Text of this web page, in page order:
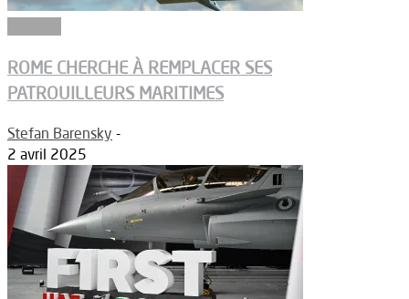
ROME CHERCHE À REMPLACER SES
PATROUILLEURS MARITIMES
Stefan Barensky -
2 avril 2025